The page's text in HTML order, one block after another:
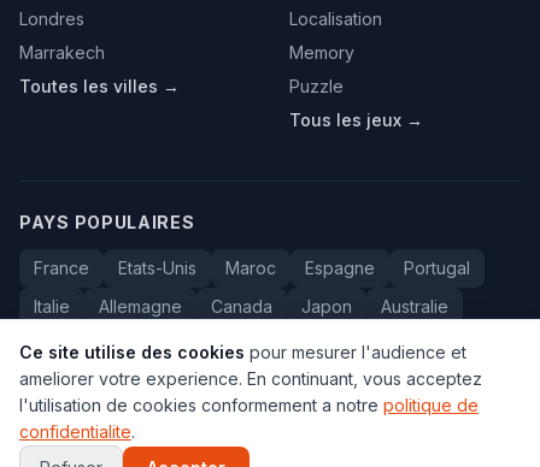
Londres
Marrakech
Toutes les villes →
Localisation
Memory
Puzzle
Tous les jeux →
PAYS POPULAIRES
France Etats-Unis Maroc Espagne
Portugal
Italie
Allemagne Canada Japon
Australie
Bresil
Algerie Tunisie Belgique Drapeaux
© 2005-2026 Carte du Monde. Tous droits reserves.
•Contact Confidentialite
Ce site utilise des cookies pour mesurer l'audience et
ameliorer votre experience. En continuant, vous acceptez
l'utilisation de cookies conformement a notre politique de
confidentialite.